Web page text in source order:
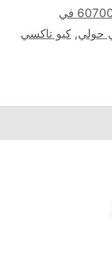
كيو تاكسي 60700250 في
, كيو تاكسي